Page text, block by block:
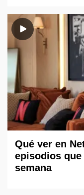
Qué ver en
episodios
semana